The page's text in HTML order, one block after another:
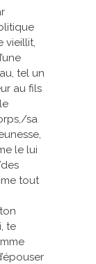
vieillit,
tel un
au fils
sa
le lui
tout
te